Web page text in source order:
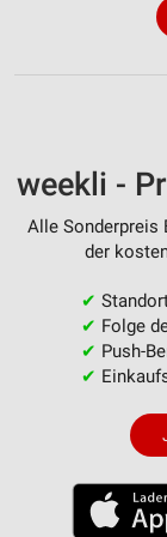
weekli -
Alle
der
✔
✔ Folge
✔ Push-
✔
Erstellung von
Verwendung
Messung der
Messung der
Analyse von
Quellen
Entwicklung
Verwendung